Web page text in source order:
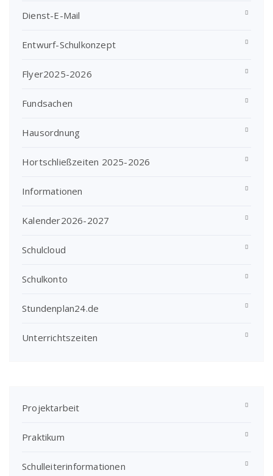
Dienst-E-Mail
Entwurf-Schulkonzept
Flyer2025-2026
Fundsachen
Hausordnung
Hortschließzeiten 2025-2026
Informationen
Kalender2026-2027
Schulcloud
Schulkonto
Stundenplan24.de
Unterrichtszeiten
Projektarbeit
Praktikum
Schulleiterinformationen